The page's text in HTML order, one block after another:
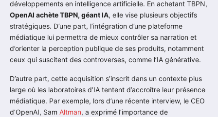
développements en intelligence artificielle. En achetant TBPN,
OpenAI achète TBPN, géant IA, elle vise plusieurs objectifs
stratégiques. D’une part, l’intégration d’une plateforme
médiatique lui permettra de mieux contrôler sa narration et
d’orienter la perception publique de ses produits, notamment
ceux qui suscitent des controverses, comme l’IA générative.
D’autre part, cette acquisition s’inscrit dans un contexte plus
large où les laboratoires d’IA tentent d’accroître leur présence
médiatique. Par exemple, lors d’une récente interview, le CEO
d’OpenAI, Sam Altman, a exprimé l’importance de